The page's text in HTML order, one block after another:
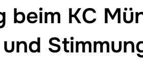
beim KC